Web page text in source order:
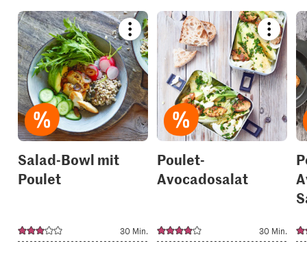
Bookmark
recipe
or
add
it
to
your
collections.
Salad-Bowl mit
Poulet
30 Min.
recipe
or
add
it
to
your
Poulet-
Avocadosalat
30 Min.